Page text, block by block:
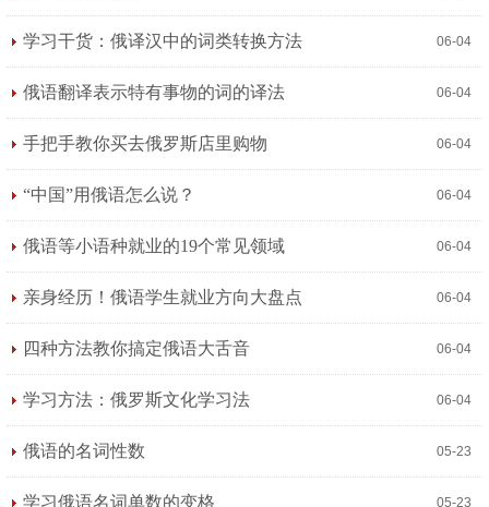
学习干货：俄译汉中的词类转换方法 06-04
俄语翻译表示特有事物的词的译法 06-04
手把手教你买去俄罗斯店里购物 06-04
“中国”用俄语怎么说？ 06-04
俄语等小语种就业的19个常见领域 06-04
亲身经历！俄语学生就业方向大盘点 06-04
四种方法教你搞定俄语大舌音 06-04
学习方法：俄罗斯文化学习法 06-04
俄语的名词性数 05-23
学习俄语名词单数的变格 05-23